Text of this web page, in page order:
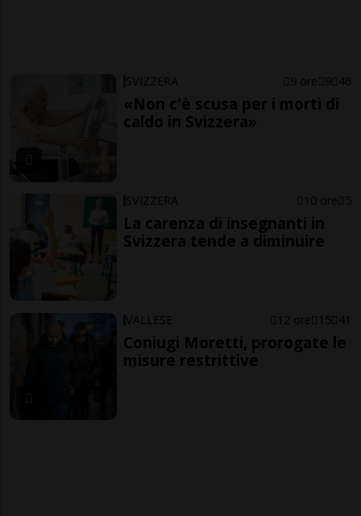
SVIZZERA 9 ore 9 46
«Non c'è scusa per i morti di
caldo in Svizzera»
SVIZZERA 10 ore 5
La carenza di insegnanti in
Svizzera tende a diminuire
VALLESE 12 ore 15 41
Coniugi Moretti, prorogate le
misure restrittive